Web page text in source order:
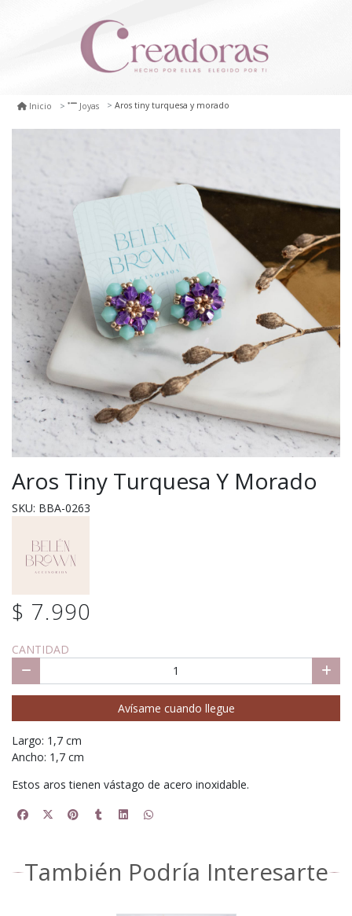
Inicio Joyas Aros tiny turquesa y morado
Aros Tiny Turquesa Y Morado
SKU: BBA-0263
$ 7.990
CANTIDAD
Avísame cuando llegue
Largo: 1,7 cm
Ancho: 1,7 cm
Estos aros tienen vástago de acero inoxidable.
También Podría Interesarte